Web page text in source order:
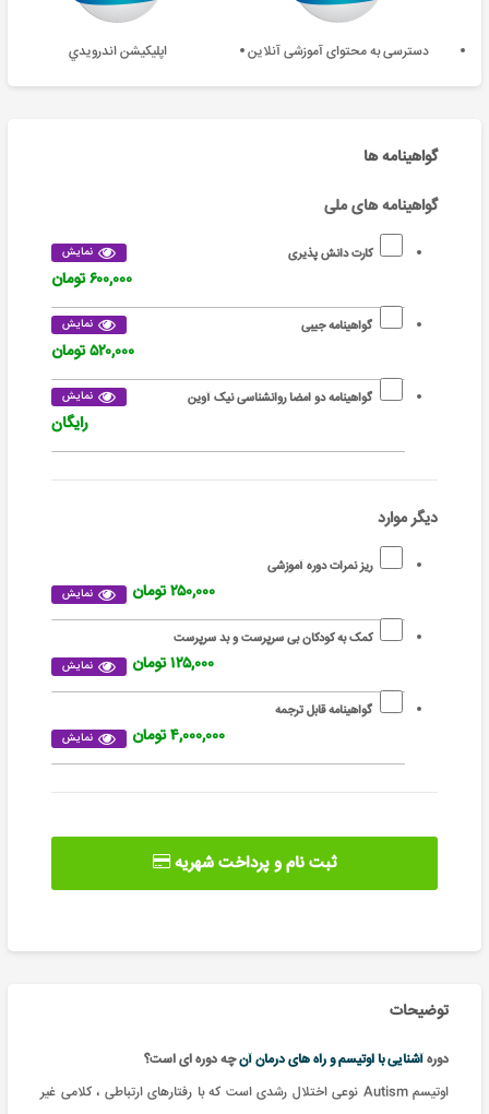
دسترسی به محتوای آموزشی آنلاین اپليکيشن اندرويدي
گواهینامه ها
گواهینامه های ملی
کارت دانش پذیری نمایش
۶۰۰,۰۰۰ تومان
گواهینامه جیبی نمایش
۵۲۰,۰۰۰ تومان
گواهینامه دو امضا روانشناسی نیک آوین نمایش
رایگان
دیگر موارد
ریز نمرات دوره آموزشی
نمایش ۲۵۰,۰۰۰ تومان
کمک به کودکان بی سرپرست و بد سرپرست
نمایش ۱۲۵,۰۰۰ تومان
گواهینامه قابل ترجمه
نمایش ۴,۰۰۰,۰۰۰ تومان
ثبت نام و پرداخت شهریه
توضیحات
دورهآشنایی با اوتیسم و راه های درمان آنچه دوره ای است؟
اوتیسم Autism نوعی اختلال رشدی است كه با رفتارهای ارتباطی ، كلامی غیر